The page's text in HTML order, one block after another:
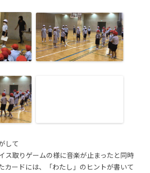
して
ス取りゲームの様に音楽が止まったと同時
カードには、「わたし」のヒントが書いて